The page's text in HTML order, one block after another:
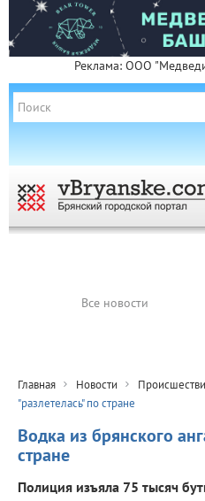
Реклама: ООО
Все новости
Главная Новости
"разлетелась" по стране
Водка из брянского
стране
Полиция изъяла 75 тысяч